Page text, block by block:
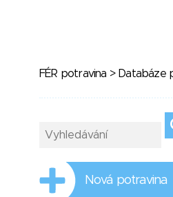
FÉR potravina > Databáze
Nová potravina